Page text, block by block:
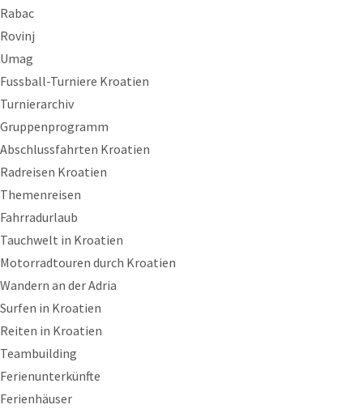
Rabac
Rovinj
Umag
Fussball-Turniere Kroatien
Turnierarchiv
Gruppenprogramm
Abschlussfahrten Kroatien
Radreisen Kroatien
Themenreisen
Fahrradurlaub
Tauchwelt in Kroatien
Motorradtouren durch Kroatien
Wandern an der Adria
Surfen in Kroatien
Reiten in Kroatien
Teambuilding
Ferienunterkünfte
Ferienhäuser